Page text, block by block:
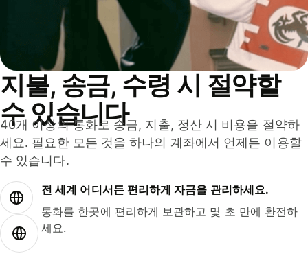
지불, 송금, 수령 시 절약할
수 있습니다
40개 이상의 통화로 송금, 지출, 정산 시 비용을 절약하
세요. 필요한 모든 것을 하나의 계좌에서 언제든 이용할
수 있습니다.
전 세계 어디서든 편리하게 자금을 관리하세요.
통화를 한곳에 편리하게 보관하고 몇 초 만에 환전하
세요.